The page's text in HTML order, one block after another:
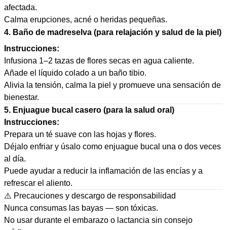
afectada.
Calma erupciones, acné o heridas pequeñas.
4. Baño de madreselva (para relajación y salud de la piel)
Instrucciones:
Infusiona 1–2 tazas de flores secas en agua caliente.
Añade el líquido colado a un baño tibio.
Alivia la tensión, calma la piel y promueve una sensación de
bienestar.
5. Enjuague bucal casero (para la salud oral)
Instrucciones:
Prepara un té suave con las hojas y flores.
Déjalo enfriar y úsalo como enjuague bucal una o dos veces
al día.
Puede ayudar a reducir la inflamación de las encías y a
refrescar el aliento.
⚠️ Precauciones y descargo de responsabilidad
Nunca consumas las bayas — son tóxicas.
No usar durante el embarazo o lactancia sin consejo